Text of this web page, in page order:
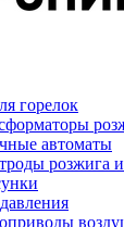
горелок
автоматы
розжига